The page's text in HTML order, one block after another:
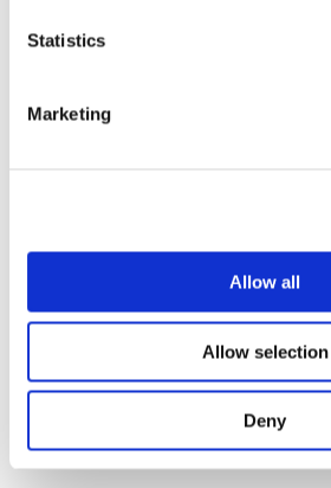
Statistics
Marketing
Allow all
Allow selection
Deny
Наша спецпропозиція
Без піджанру